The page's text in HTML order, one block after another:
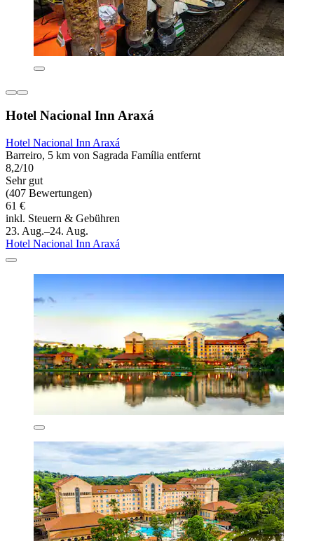
Hotel Nacional Inn Araxá
Hotel Nacional Inn Araxá
Barreiro, 5 km von Sagrada Família entfernt
8,2/10
Sehr gut
(407 Bewertungen)
61 €
inkl. Steuern & Gebühren
23. Aug.–24. Aug.
Hotel Nacional Inn Araxá